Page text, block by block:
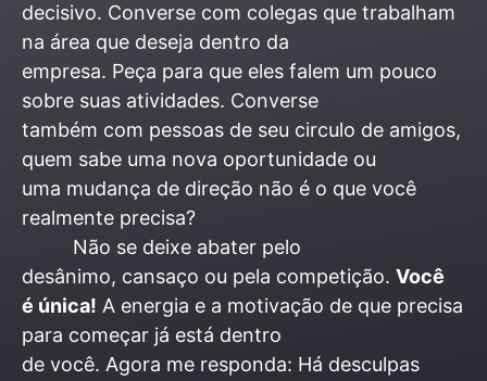
decisivo. Converse com colegas que trabalham
na área que deseja dentro da
empresa. Peça para que eles falem um pouco
sobre suas atividades. Converse
também com pessoas de seu circulo de amigos,
quem sabe uma nova oportunidade ou
uma mudança de direção não é o que você
realmente precisa?
Não se deixe abater pelo
desânimo, cansaço ou pela competição. Você
é única! A energia e a motivação de que precisa
para começar já está dentro
de você. Agora me responda: Há desculpas